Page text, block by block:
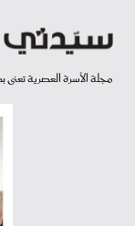
مجلة الأسرة العصرية